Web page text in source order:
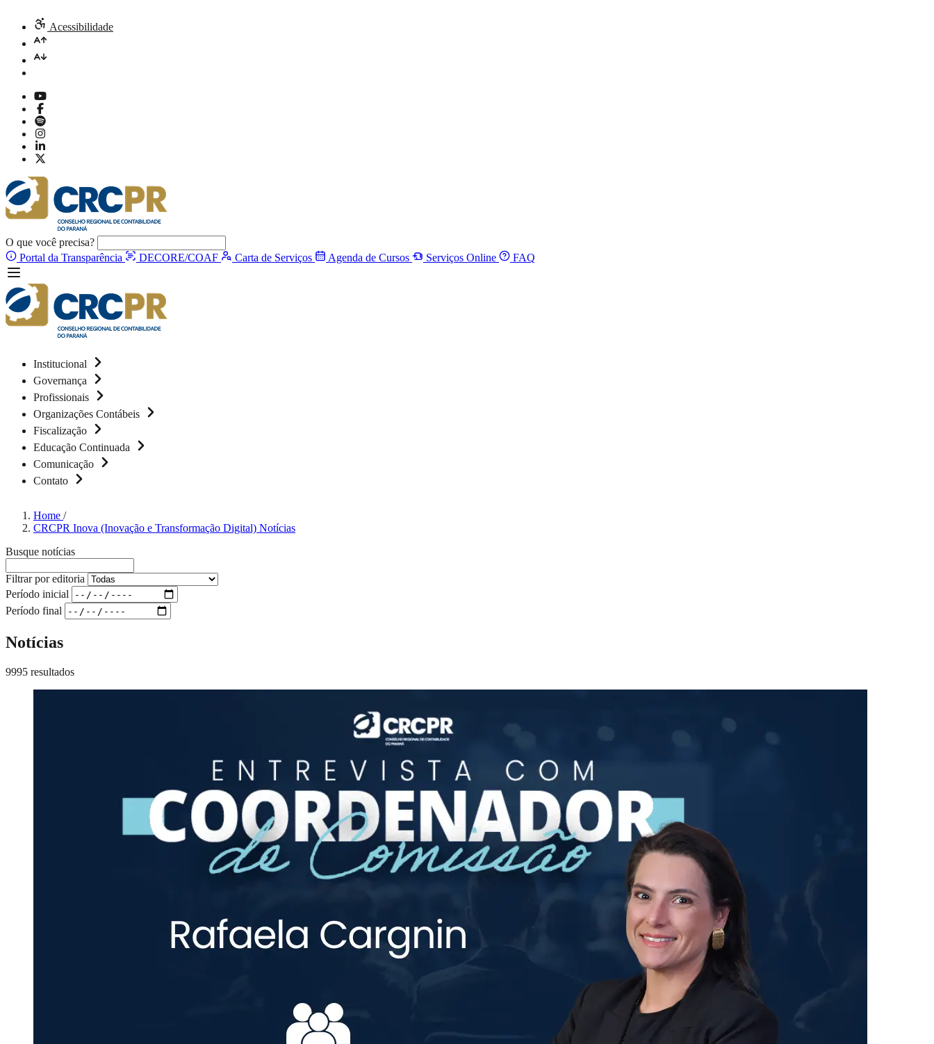
Acessibilidade
O que você precisa?
Portal da Transparência
DECORE/COAF Carta de Serviços Agenda de Cursos Serviços Online FAQ
Institucional
Governança
Profissionais
Organizações Contábeis
Fiscalização
Educação Continuada
Comunicação
Contato
Home /
CRCPR Inova (Inovação e Transformação Digital) Notícias
Busque notícias
Filtrar por editoria
Período inicial
Período final
Notícias
9995 resultados